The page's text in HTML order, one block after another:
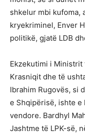
shkelur mbi kufoma,
kryekriminel, Enver
politikë, gjatë LDB
Ekzekutimi i
Krasniqit dhe të
Ibrahim Rugovës, si
e Shqipërisë, ishte
vendore. Bardhyl
Jashtme të LPK-së,